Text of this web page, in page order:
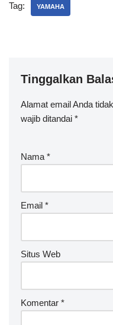
Tag: YAMAHA
Tinggalkan
Alamat email Anda
wajib ditandai *
Nama *
Email *
Situs Web
Komentar *
A
lt
n
ti
v